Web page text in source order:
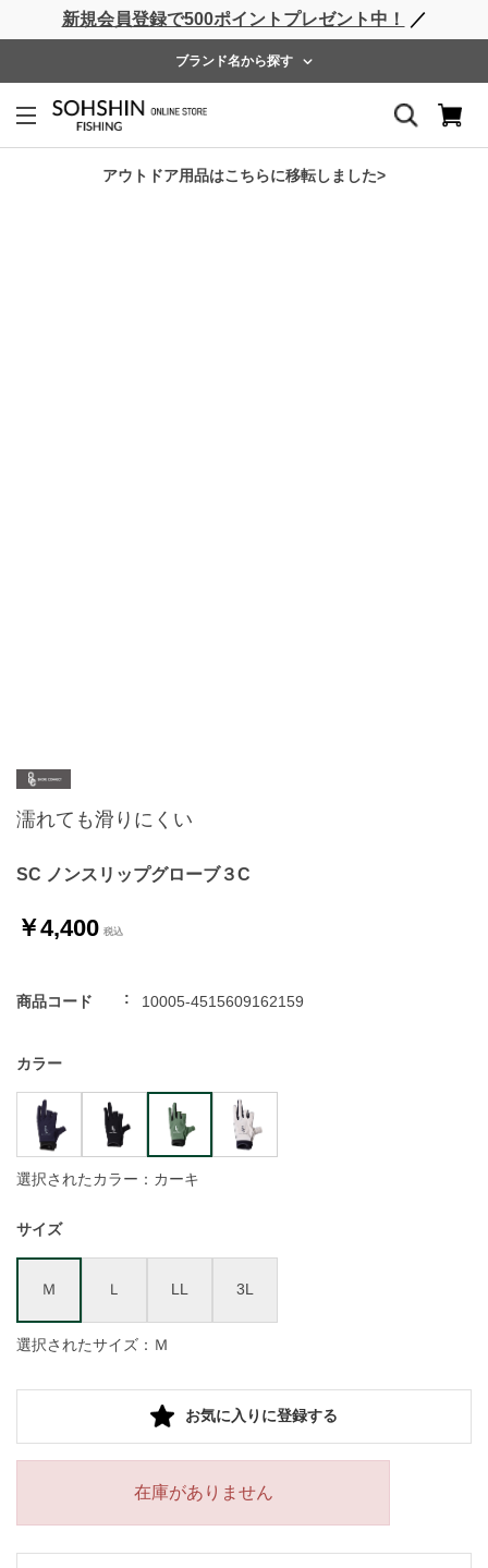
新規会員登録で500ポイントプレゼント中！ ／
ブランド名から探す
アウトドア用品はこちらに移転しました>
ライフベスト ウェーダー レインウェア フットウェア
ホーム > SHORE CONNECT
SC ノンスリップグローブ３C
濡れても滑りにくい
￥4,400
商品コード 10005-4515609162159
カラー
選択されたカラー：カーキ
サイズ
Ｍ Ｌ LL 3L
選択されたサイズ：Ｍ
お気に入りに登録する
在庫がありません